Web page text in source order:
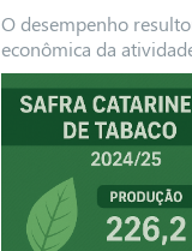
O desempenho
econômica da